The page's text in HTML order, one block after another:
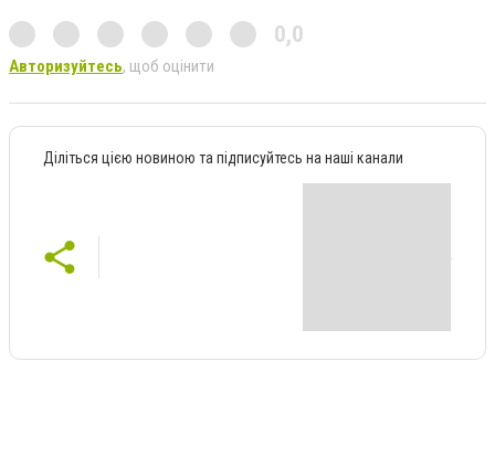
0,0
Авторизуйтесь, щоб оцінити
Діліться цією новиною та підписуйтесь на наші канали